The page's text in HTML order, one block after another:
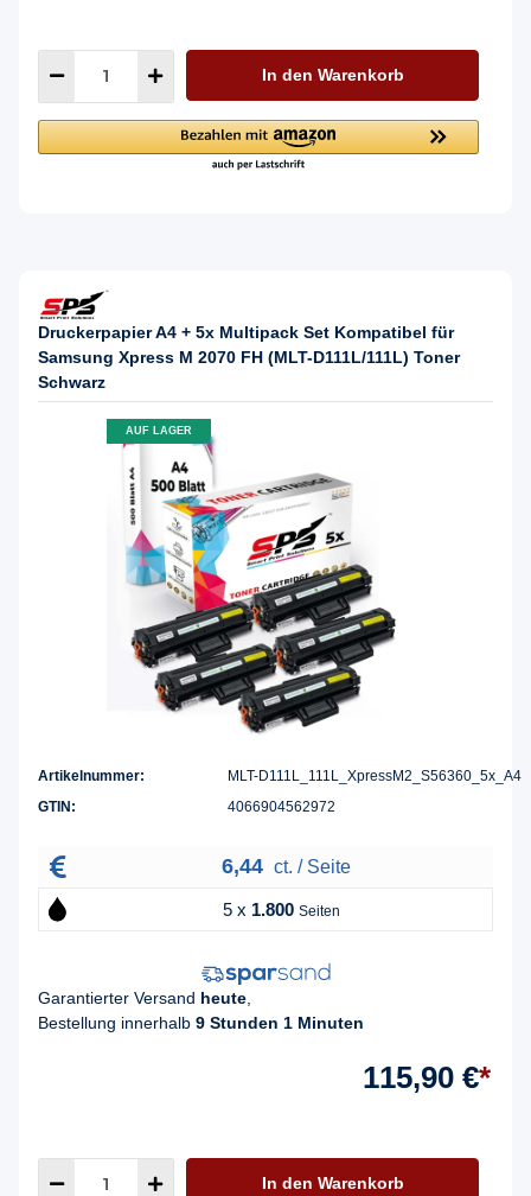
In den Warenkorb
Druckerpapier A4 + 5x Multipack Set Kompatibel für
Samsung Xpress M 2070 FH (MLT-D111L/111L) Toner
Schwarz
AUF LAGER
Artikelnummer:
MLT-D111L_111L_XpressM2_S56360_5x_A4
GTIN:
4066904562972
6,44 ct. / Seite
5 x 1.800 Seiten
Garantierter Versand heute
Bestellung innerhalb 9 Stunden 1 Minuten
115,90 €*
In den Warenkorb